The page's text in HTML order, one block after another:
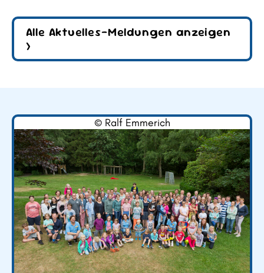
Alle Aktuelles-Meldungen anzeigen
>
© Ralf Emmerich